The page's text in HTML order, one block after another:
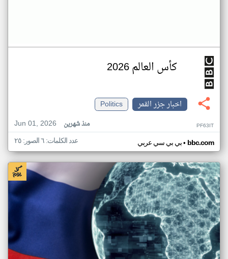
كأس العالم 2026
اخبار جزر القمر
Politics
Jun 01, 2026
منذ شهرين PF63IT
بي بي سي عربي• bbc.com عدد الكلمات: ٦ الصور: ٢٥